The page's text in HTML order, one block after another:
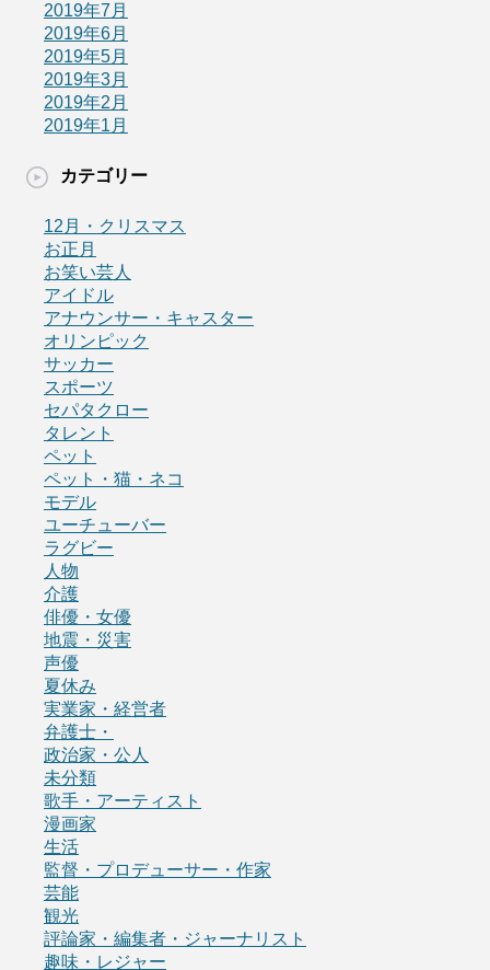
2019年7月
2019年6月
2019年5月
2019年3月
2019年2月
2019年1月
カテゴリー
12月・クリスマス
お正月
お笑い芸人
アイドル
アナウンサー・キャスター
オリンピック
サッカー
スポーツ
セパタクロー
タレント
ペット
ペット・猫・ネコ
モデル
ユーチューバー
ラグビー
人物
介護
俳優・女優
地震・災害
声優
夏休み
実業家・経営者
弁護士・
政治家・公人
未分類
歌手・アーティスト
漫画家
生活
監督・プロデューサー・作家
芸能
観光
評論家・編集者・ジャーナリスト
趣味・レジャー